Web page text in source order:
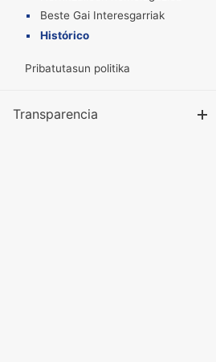
Beste Gai Interesgarriak
Histórico
Pribatutasun politika
Transparencia